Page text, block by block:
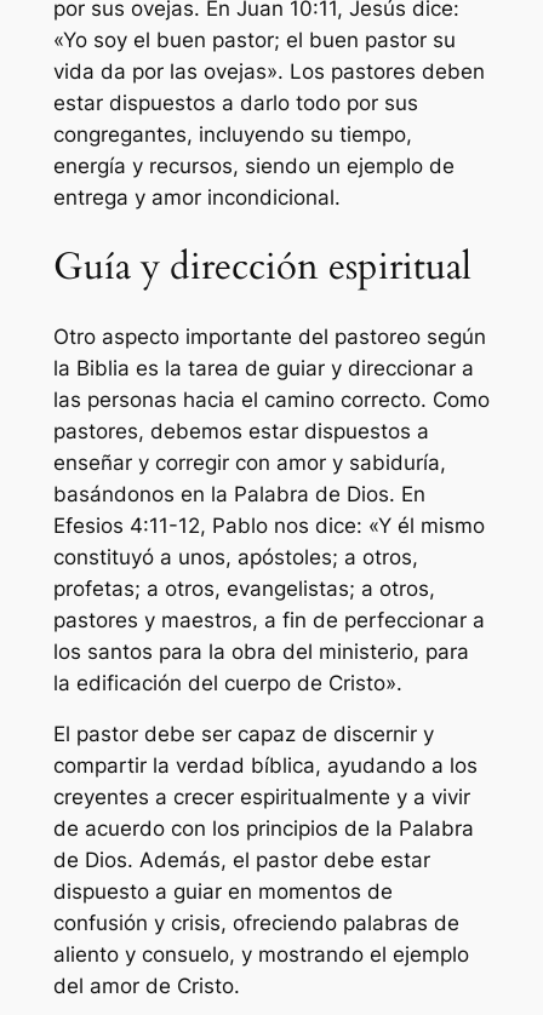
por sus ovejas. En Juan 10:11, Jesús dice:
«Yo soy el buen pastor; el buen pastor su
vida da por las ovejas». Los pastores deben
estar dispuestos a darlo todo por sus
congregantes, incluyendo su tiempo,
energía y recursos, siendo un ejemplo de
entrega y amor incondicional.
Guía y dirección espiritual
Otro aspecto importante del pastoreo según
la Biblia es la tarea de guiar y direccionar a
las personas hacia el camino correcto. Como
pastores, debemos estar dispuestos a
enseñar y corregir con amor y sabiduría,
basándonos en la Palabra de Dios. En
Efesios 4:11-12, Pablo nos dice: «Y él mismo
constituyó a unos, apóstoles; a otros,
profetas; a otros, evangelistas; a otros,
pastores y maestros, a fin de perfeccionar a
los santos para la obra del ministerio, para
la edificación del cuerpo de Cristo».
El pastor debe ser capaz de discernir y
compartir la verdad bíblica, ayudando a los
creyentes a crecer espiritualmente y a vivir
de acuerdo con los principios de la Palabra
de Dios. Además, el pastor debe estar
dispuesto a guiar en momentos de
confusión y crisis, ofreciendo palabras de
aliento y consuelo, y mostrando el ejemplo
del amor de Cristo.